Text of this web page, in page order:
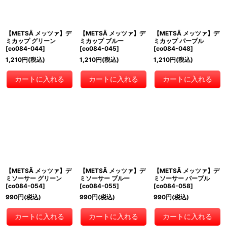
【METSÄ メッツァ】デ
ミカップ グリーン
[co084-044]
1,210円(税込)
カートに入れる
【METSÄ メッツァ】デ
ミカップ ブルー
[co084-045]
1,210円(税込)
カートに入れる
【METSÄ メッツァ】デ
ミカップ パープル
[co084-048]
1,210円(税込)
カートに入れる
【METSÄ メッツァ】デ
ミソーサー グリーン
[co084-054]
990円(税込)
カートに入れる
【METSÄ メッツァ】デ
ミソーサー ブルー
[co084-055]
990円(税込)
カートに入れる
【METSÄ メッツァ】デ
ミソーサー パープル
[co084-058]
990円(税込)
カートに入れる